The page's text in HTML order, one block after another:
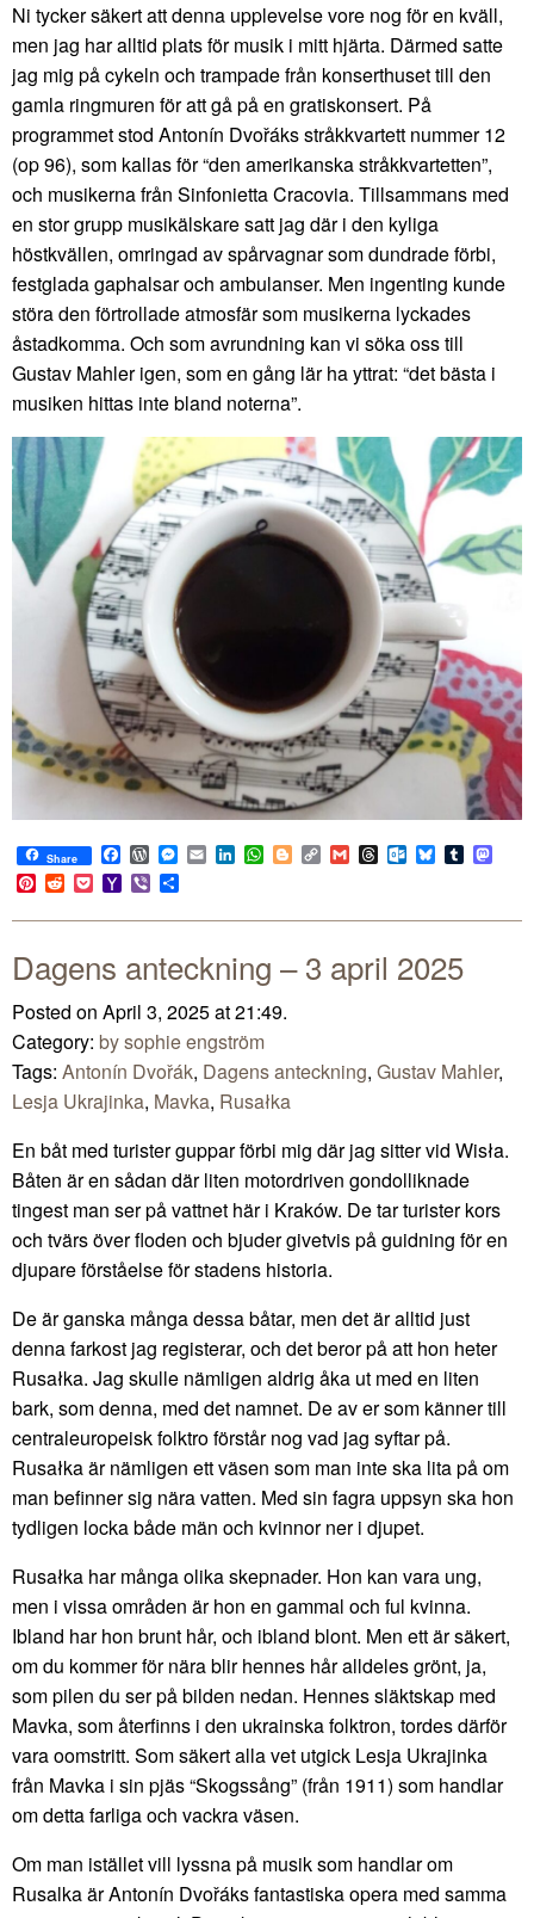
Ni tycker säkert att denna upplevelse vore nog för en kväll,
men jag har alltid plats för musik i mitt hjärta. Därmed satte
jag mig på cykeln och trampade från konserthuset till den
gamla ringmuren för att gå på en gratiskonsert. På
programmet stod Antonín Dvořáks stråkkvartett nummer 12
(op 96), som kallas för “den amerikanska stråkkvartetten”,
och musikerna från Sinfonietta Cracovia. Tillsammans med
en stor grupp musikälskare satt jag där i den kyliga
höstkvällen, omringad av spårvagnar som dundrade förbi,
festglada gaphalsar och ambulanser. Men ingenting kunde
störa den förtrollade atmosfär som musikerna lyckades
åstadkomma. Och som avrundning kan vi söka oss till
Gustav Mahler igen, som en gång lär ha yttrat: “det bästa i
musiken hittas inte bland noterna”.
Share Facebook
WordPress
Messenger
EmailLinkedIn
WhatsApp
BloggerCopy
Link
GmailThreadsOutlook.com
BlueskyTumblr
Pinterest
RedditPocketYahoo
Mail
Viber
Dagens anteckning – 3 april 2025
Posted on April 3, 2025 at 21:49.
Category: by sophie engström
Tags: Antonín Dvořák, Dagens anteckning, Gustav Mahler,
Lesja Ukrajinka, Mavka, Rusałka
En båt med turister guppar förbi mig där jag sitter vid Wisła.
Båten är en sådan där liten motordriven gondolliknade
tingest man ser på vattnet här i Kraków. De tar turister kors
och tvärs över floden och bjuder givetvis på guidning för en
djupare förståelse för stadens historia.
De är ganska många dessa båtar, men det är alltid just
denna farkost jag registerar, och det beror på att hon heter
Rusałka. Jag skulle nämligen aldrig åka ut med en liten
bark, som denna, med det namnet. De av er som känner till
centraleuropeisk folktro förstår nog vad jag syftar på.
Rusałka är nämligen ett väsen som man inte ska lita på om
man befinner sig nära vatten. Med sin fagra uppsyn ska hon
tydligen locka både män och kvinnor ner i djupet.
Rusałka har många olika skepnader. Hon kan vara ung,
men i vissa områden är hon en gammal och ful kvinna.
Ibland har hon brunt hår, och ibland blont. Men ett är säkert,
om du kommer för nära blir hennes hår alldeles grönt, ja,
som pilen du ser på bilden nedan. Hennes släktskap med
Mavka, som återfinns i den ukrainska folktron, tordes därför
vara oomstritt. Som säkert alla vet utgick Lesja Ukrajinka
från Mavka i sin pjäs “Skogssång” (från 1911) som handlar
om detta farliga och vackra väsen.
Om man istället vill lyssna på musik som handlar om
Rusalka är Antonín Dvořáks fantastiska opera med samma